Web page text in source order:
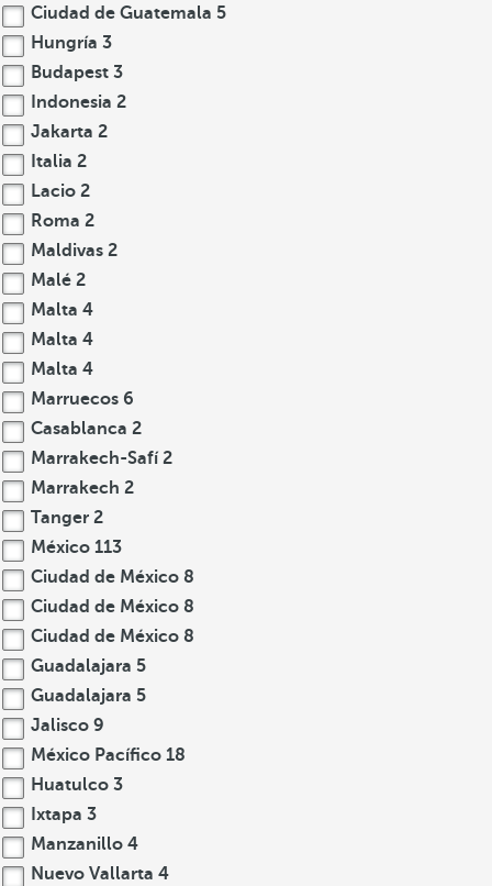
Ciudad de Guatemala 5
Hungría 3
Budapest 3
Indonesia 2
Jakarta 2
Italia 2
Lacio 2
Roma 2
Maldivas 2
Malé 2
Malta 4
Malta 4
Malta 4
Marruecos 6
Casablanca 2
Marrakech-Safí2
Marrakech 2
Tanger 2
México 113
Ciudad de México 8
Ciudad de México 8
Ciudad de México 8
Guadalajara 5
Guadalajara 5
Jalisco 9
México Pacífico 18
Huatulco 3
Ixtapa 3
Manzanillo 4
Nuevo Vallarta 4